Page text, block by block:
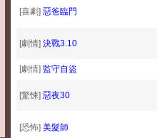
[喜劇] 惡爸臨門
[劇情] 決戰3.10
[劇情] 監守自盜
[驚悚] 惡夜30
[恐怖] 美髮師